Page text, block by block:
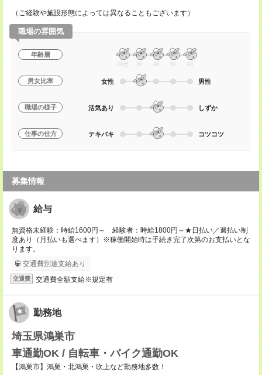
（ご経験や施設形態によっては異なることもございます）
職場の雰囲気
年齢層
20代 30 40 50 60
男女比率 女性 男性
職場の様子 活気あり しずか
仕事の仕方 テキパキ コツコツ
募集情報
給与
無資格未経験：時給1600円～ 経験者：時給1800円～★日払い／週払い制
度あり（月払いも選べます）※稼働開始時は手続き完了次第のお支払いとな
ります。
交通費別途支給あり
交通費 交通費全額支給※規定有
勤務地
埼玉県鴻巣市
車通勤OK / 自転車・バイク通勤OK
【鴻巣市】鴻巣・北鴻巣・吹上など勤務地多数！